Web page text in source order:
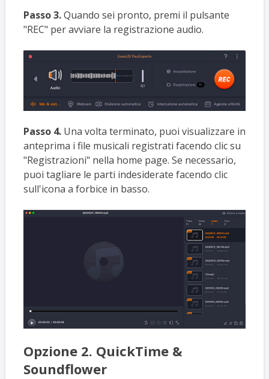
Passo 3.Quando sei pronto, premi il pulsante
"REC" per avviare la registrazione audio.
Passo 4.Una volta terminato, puoi visualizzare in
anteprima i file musicali registrati facendo clic su
"Registrazioni" nella home page. Se necessario,
puoi tagliare le parti indesiderate facendo clic
sull'icona a forbice in basso.
Opzione 2. QuickTime &
Soundflower